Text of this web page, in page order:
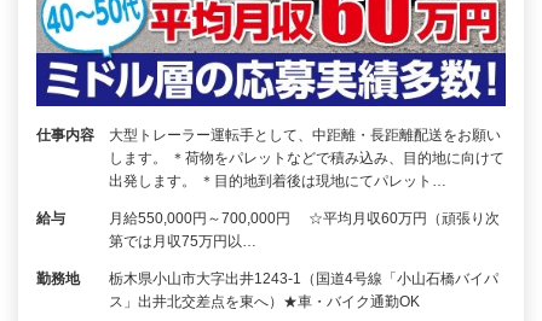
仕事内容
大型トレーラー運転手として、中距離・長距離配送をお願い
します。 ＊荷物をパレットなどで積み込み、目的地に向けて
出発します。 ＊目的地到着後は現地にてパレット…
給与
月給550,000円～700,000円 ☆平均月収60万円（頑張り次
第では月収75万円以…
勤務地
栃木県小山市大字出井1243-1（国道4号線「小山石橋バイパ
ス」出井北交差点を東へ）★車・バイク通勤OK